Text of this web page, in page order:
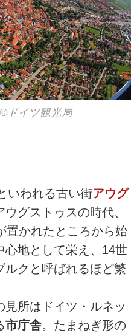
ドイツ観光局
いわれる古い街アウグ
グストゥスの時代、
置かれたところから始
心地として栄え、14世
ルクと呼ばれるほど繁
所はドイツ・ルネッ
市庁舎。たまねぎ形の